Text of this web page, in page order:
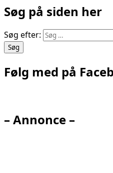
Søg på siden her
Søg efter:
Følg med på
– Annonce –